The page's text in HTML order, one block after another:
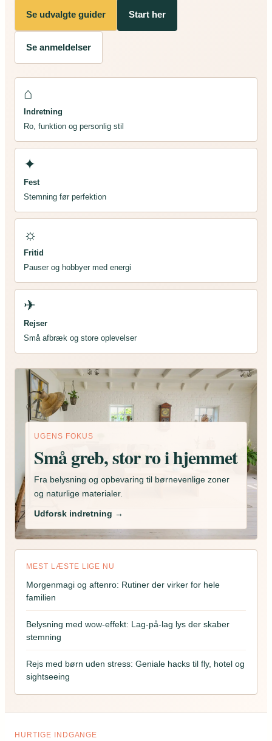
Se udvalgte guider Start her
Se anmeldelser
⌂
Indretning
Ro, funktion og personlig stil
✦
Fest
Stemning før perfektion
☼
Fritid
Pauser og hobbyer med energi
✈
Rejser
Små afbræk og store oplevelser
UGENS FOKUS
Små greb, stor ro i hjemmet
Fra belysning og opbevaring til børnevenlige zoner
og naturlige materialer.
Udforsk indretning →
MEST LÆSTE LIGE NU
Morgenmagi og aftenro: Rutiner der virker for hele
familien
Belysning med wow-effekt: Lag-på-lag lys der skaber
stemning
Rejs med børn uden stress: Geniale hacks til fly, hotel og
sightseeing
HURTIGE INDGANGE